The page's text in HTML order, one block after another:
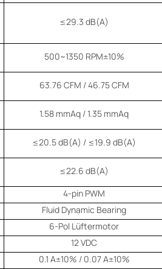
≤29.3 dB(A)
500~1350 RPM±10%
63.76 CFM / 46.75 CFM
1.58 mmAq / 1.35 mmAq
≤20.5 dB(A) / ≤19.9 dB(A)
≤22.6 dB(A)
4-pin PWM
Fluid Dynamic Bearing
6-Pol Lüftermotor
12 VDC
0.1 A±10% / 0.07 A±10%